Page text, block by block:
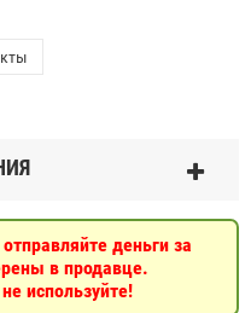
деньги за
в продавце.
используйте!